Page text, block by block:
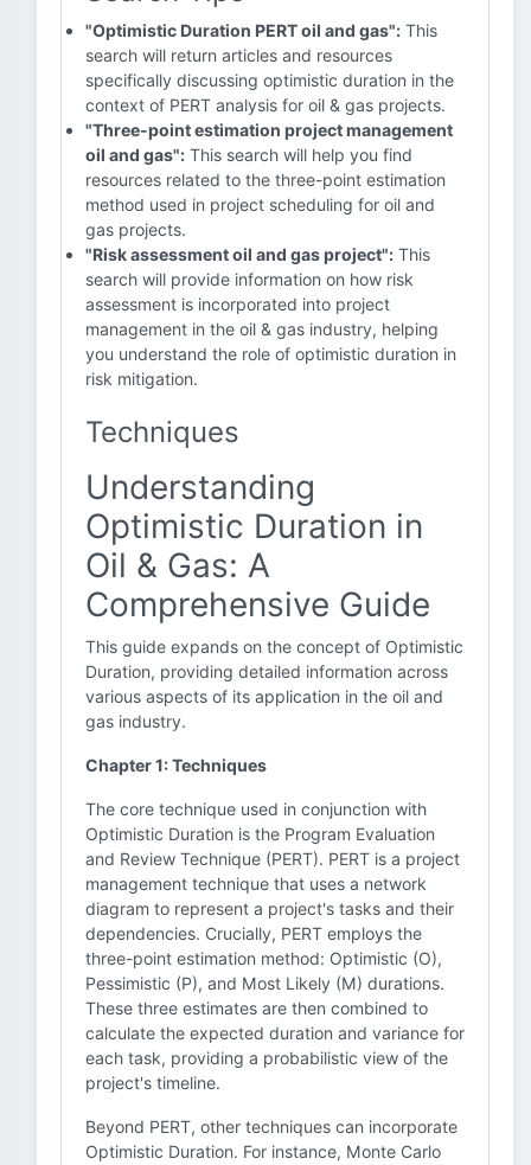
"Optimistic Duration PERT oil and gas": This
search will return articles and resources
specifically discussing optimistic duration in the
context of PERT analysis for oil & gas projects.
"Three-point estimation project management
oil and gas": This search will help you find
resources related to the three-point estimation
method used in project scheduling for oil and
gas projects.
"Risk assessment oil and gas project": This
search will provide information on how risk
assessment is incorporated into project
management in the oil & gas industry, helping
you understand the role of optimistic duration in
risk mitigation.
Techniques
Understanding
Optimistic Duration in
Oil & Gas: A
Comprehensive Guide
This guide expands on the concept of Optimistic
Duration, providing detailed information across
various aspects of its application in the oil and
gas industry.
Chapter 1: Techniques
The core technique used in conjunction with
Optimistic Duration is the Program Evaluation
and Review Technique (PERT). PERT is a project
management technique that uses a network
diagram to represent a project's tasks and their
dependencies. Crucially, PERT employs the
three-point estimation method: Optimistic (O),
Pessimistic (P), and Most Likely (M) durations.
These three estimates are then combined to
calculate the expected duration and variance for
each task, providing a probabilistic view of the
project's timeline.
Beyond PERT, other techniques can incorporate
Optimistic Duration. For instance, Monte Carlo